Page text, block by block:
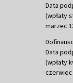
Data
(wpłaty
marzec
Data
(wpłaty
czerwiec